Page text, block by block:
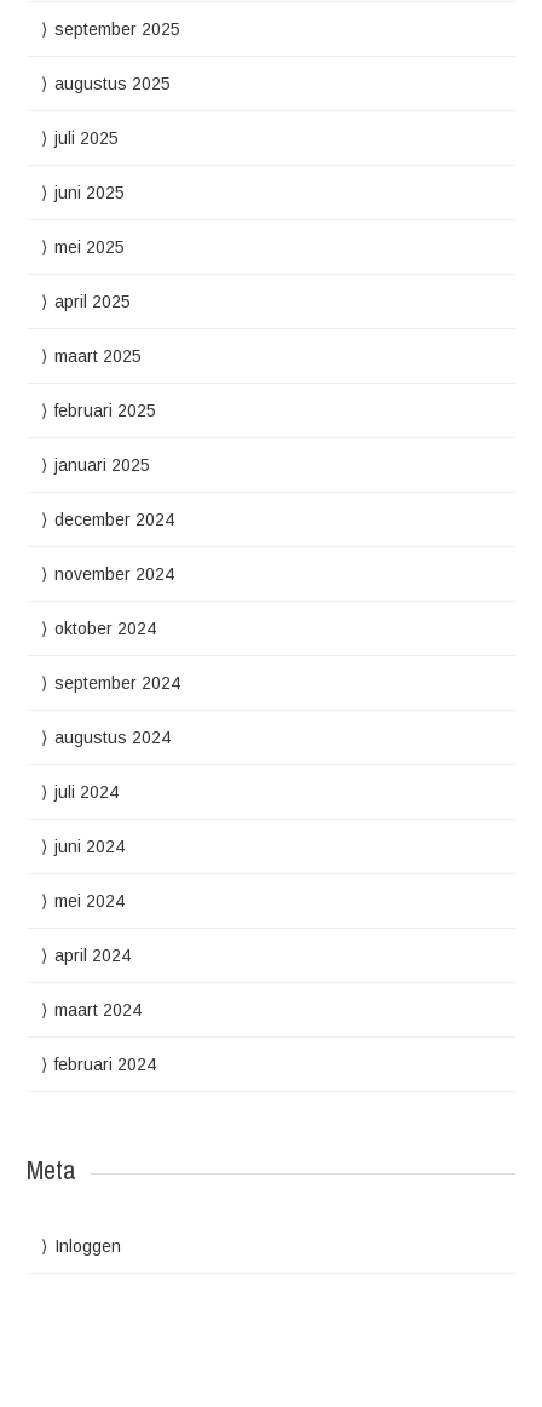
september 2025
augustus 2025
juli 2025
juni 2025
mei 2025
april 2025
maart 2025
februari 2025
januari 2025
december 2024
november 2024
oktober 2024
september 2024
augustus 2024
juli 2024
juni 2024
mei 2024
april 2024
maart 2024
februari 2024
Meta
Inloggen